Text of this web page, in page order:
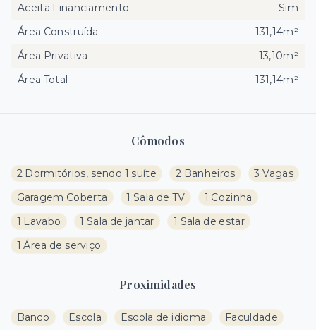
Cômodos
2 Dormitórios, sendo 1 suíte 2 Banheiros
3 Vagas
Garagem Coberta
1 Sala de TV
1 Cozinha
1 Lavabo
1 Sala de jantar
1 Sala de estar
1 Área de serviço
Proximidades
Banco Escola Escola de idioma
Faculdade
Aceita Financiamento
Sim
Área Construída
131,14m²
Área Privativa
13,10m²
Área Total
131,14m²